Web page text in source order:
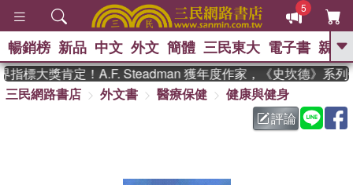
5
GO
熱搜： 東野圭吾 、 高希均教授回憶錄
父親節 、 如果歷
暑期推薦 、 國際布克
偉大的迷走神經
暢銷榜 新品 中文 外文 簡體 三民東大 電子書 親子
標大獎肯定！A.F. Steadman 獲年度作家，《史坎德》系列
三民網路書店
外文書 醫療保健
健康與健身
評論